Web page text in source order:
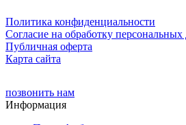
Политика конфиденциальности
Cогласие на обработку
Публичная оферта
Карта сайта
позвонить нам
Информация